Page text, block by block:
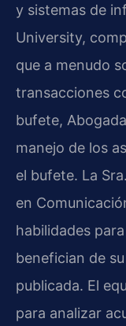
y sistemas de
University,
que a menudo
transacciones
bufete,
manejo de los
el bufete. La
en
habilidades
benefician de
publicada. El
para analizar